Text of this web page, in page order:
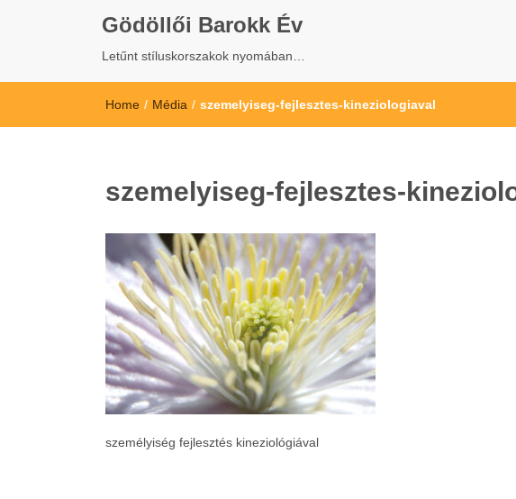
Gödöllői Barokk Év
Letűnt stíluskorszakok nyomában…
Home / Média / szemelyiseg-fejlesztes-kineziologiaval
szemelyiseg-fejlesztes-
személyiség fejlesztés kineziológiával